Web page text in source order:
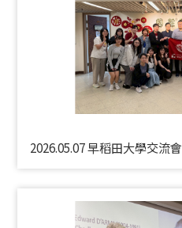
2026.05.07 早稻田大學交流會